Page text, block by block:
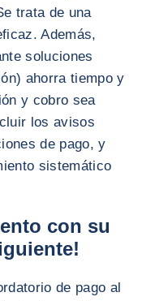
trata de una
Además,
soluciones
ahorra tiempo y
y cobro sea
los avisos
de pago, y
sistemático
con su
de pago al